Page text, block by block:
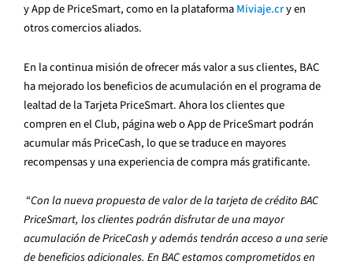
y App de PriceSmart, como en la plataformaMiviaje.cry en
otros comercios aliados.
En la continua misión de ofrecer más valor a sus clientes, BAC
ha mejorado los beneficios de acumulación en el programa de
lealtad de la Tarjeta PriceSmart. Ahora los clientes que
compren en el Club, página web o App de PriceSmart podrán
acumular más PriceCash, lo que se traduce en mayores
recompensas y una experiencia de compra más gratificante.
“Con la nueva propuesta de valor de la tarjeta de crédito BAC
PriceSmart, los clientes podrán disfrutar de una mayor
acumulación de PriceCash y además tendrán acceso a una serie
de beneficios adicionales. En BAC estamos comprometidos en